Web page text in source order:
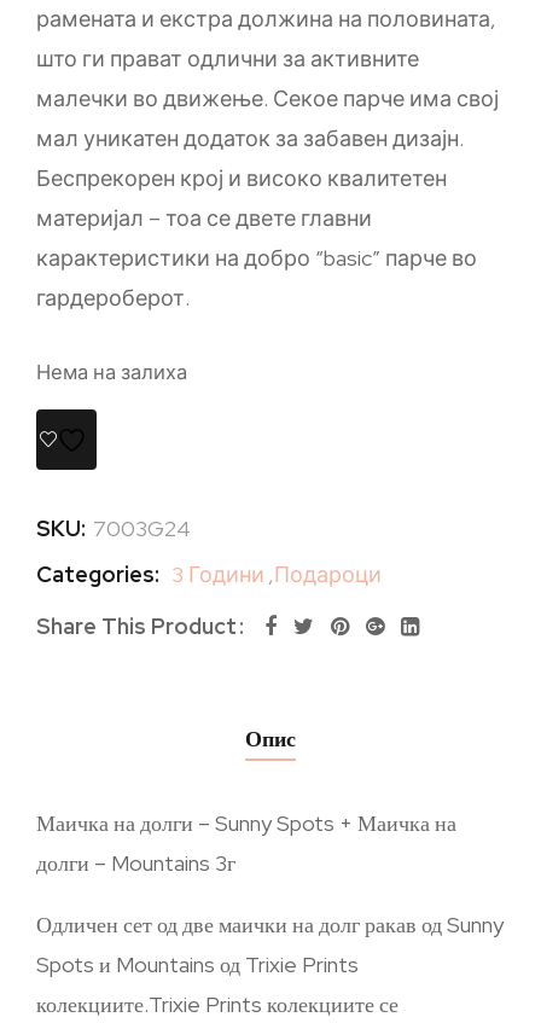
рамената и екстра должина на половината,
што ги прават одлични за активните
малечки во движење. Секое парче има свој
мал уникатен додаток за забавен дизајн.
Беспрекорен крој и високо квалитетен
материјал – тоа се двете главни
карактеристики на добро “basic” парче во
гардероберот.
Нема на залиха
SKU: 7003G24
Categories: 3 Години ,Подароци
Share This Product
Опис
Маичка на долги – Sunny Spots + Маичка на
долги – Mountains 3г
Одличен сет од две маички на долг ракав од Sunny
Spots и Mountains од Trixie Prints
колекциите.Trixie Prints колекциите се